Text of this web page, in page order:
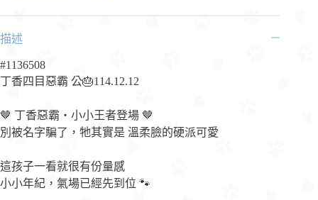
描述
#1136508
丁香四目惡霸 公🎂114.12.12
🤎 丁香惡霸・小小王者登場 🤎
別被名字騙了，牠其實是 溫柔臉的硬派可愛
這孩子一看就很有份量感
小小年紀，氣場已經先到位 🐾